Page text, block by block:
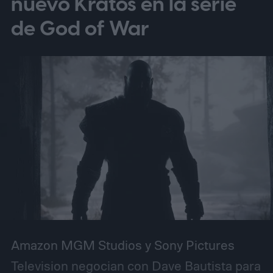
HD 2160p en ordenadores compatibles con
Windows. Anteriormente, los usuarios de
Windows generalmente necesitaban Edge
o la app de Netflix para transmitir en 4K,
mientras que Chrome ofrecía una imagen
de menor resolución. La actualización
parece llegar discretamente. Google aún
no ha hecho un anuncio importante sobre
Chrome al respecto.
de God of War
Amazon MGM Studios y Sony Pictures
Television negocian con Dave Bautista para